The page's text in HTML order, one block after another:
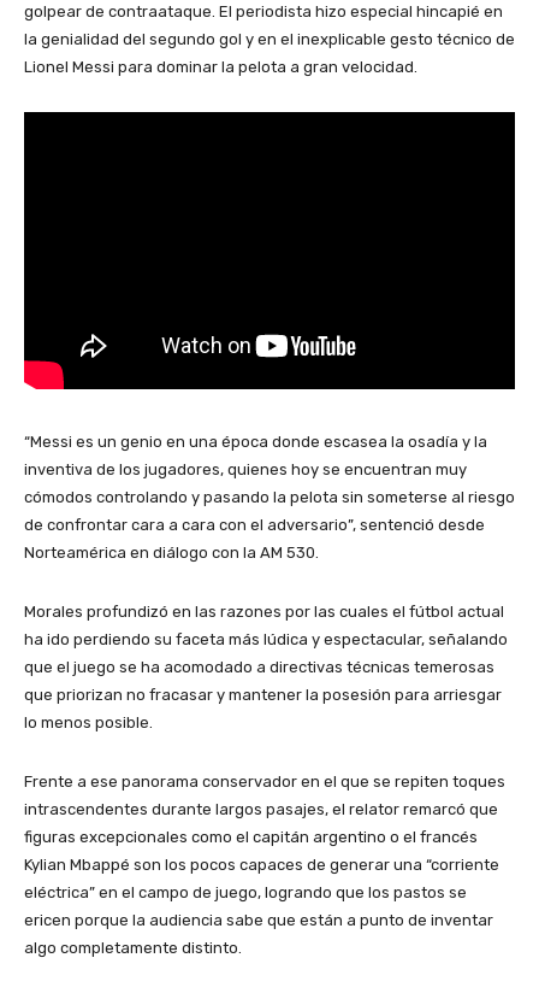
golpear de contraataque. El periodista hizo especial hincapié en
la genialidad del segundo gol y en el inexplicable gesto técnico de
Lionel Messi para dominar la pelota a gran velocidad.
“Messi es un genio en una época donde escasea la osadía y la
inventiva de los jugadores, quienes hoy se encuentran muy
cómodos controlando y pasando la pelota sin someterse al riesgo
de confrontar cara a cara con el adversario”, sentenció desde
Norteamérica en diálogo con la AM 530.
Morales profundizó en las razones por las cuales el fútbol actual
ha ido perdiendo su faceta más lúdica y espectacular, señalando
que el juego se ha acomodado a directivas técnicas temerosas
que priorizan no fracasar y mantener la posesión para arriesgar
lo menos posible.
Frente a ese panorama conservador en el que se repiten toques
intrascendentes durante largos pasajes, el relator remarcó que
figuras excepcionales como el capitán argentino o el francés
Kylian Mbappé son los pocos capaces de generar una “corriente
eléctrica” en el campo de juego, logrando que los pastos se
ericen porque la audiencia sabe que están a punto de inventar
algo completamente distinto.